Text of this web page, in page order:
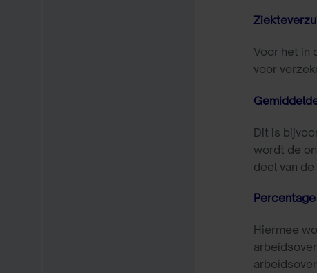
Voor het in
voor
Dit is
wordt de
deel van
Hiermee